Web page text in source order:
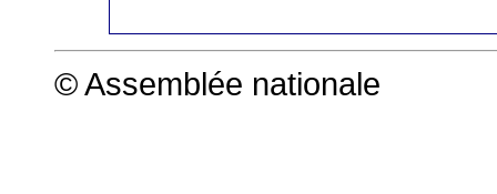
© Assemblée nationale